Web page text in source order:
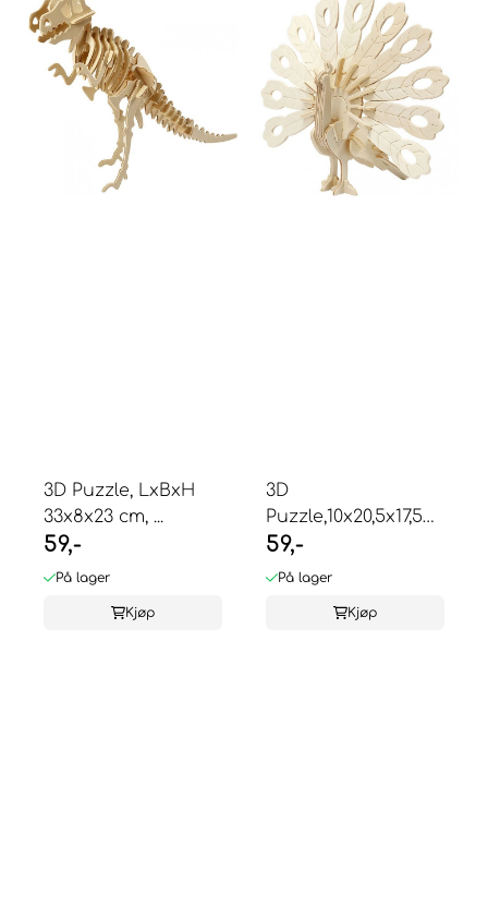
3D Puzzle, LxBxH
33x8x23 cm, ...
59,-
På lager
Kjøp
3D
Puzzle,10x20,5x17,5
cm ...
59,-
På lager
Kjøp